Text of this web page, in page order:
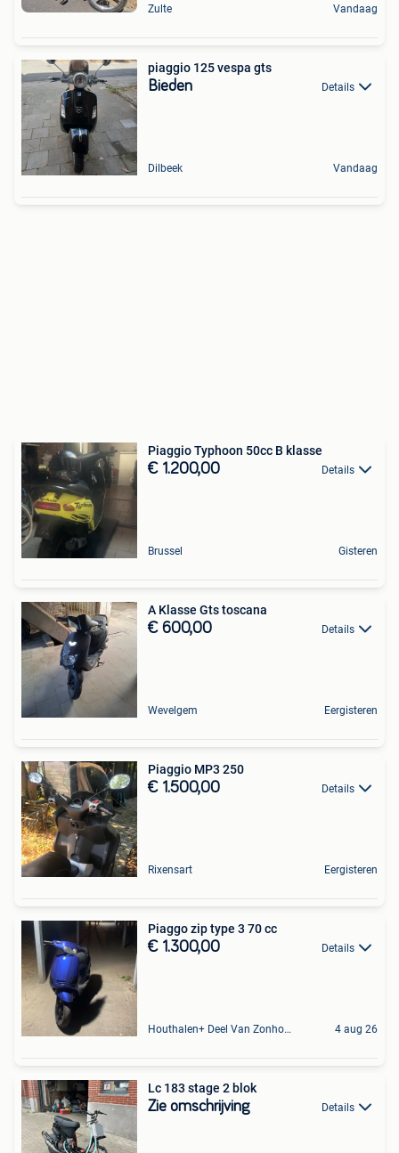
Zulte Vandaag
piaggio 125 vespa gts
Bieden Details
Dilbeek Vandaag
Piaggio Typhoon 50cc B klasse
€ 1.200,00 Details
Brussel Gisteren
A Klasse Gts toscana
€ 600,00 Details
Wevelgem Eergisteren
Piaggio MP3 250
€ 1.500,00 Details
Rixensart Eergisteren
Piaggo zip type 3 70 cc
€ 1.300,00 Details
Houthalen+ Deel Van Zonhoven En Zolder 4 aug 26
Lc 183 stage 2 blok
Zie omschrijving Details